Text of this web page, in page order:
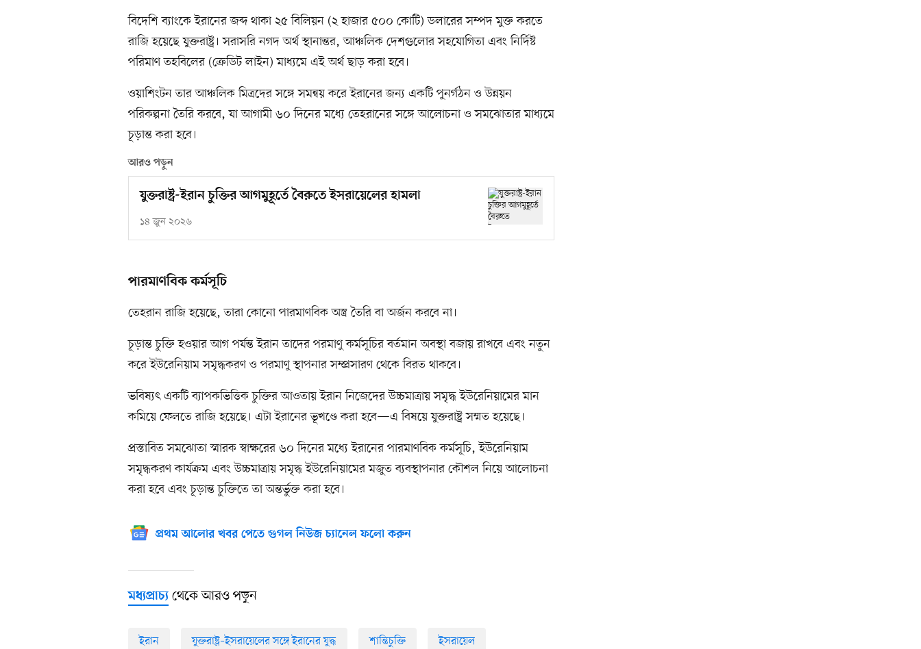
বিদেশি ব্যাংকে ইরানের জব্দ থাকা ২৫ বিলিয়ন (২ হাজার ৫০০ কোটি) ডলারের সম্পদ মুক্ত করতে
রাজি হয়েছে যুক্তরাষ্ট্র। সরাসরি নগদ অর্থ স্থানান্তর, আঞ্চলিক দেশগুলোর সহযোগিতা এবং নির্দিষ্ট
পরিমাণ তহবিলের (ক্রেডিট লাইন) মাধ্যমে এই অর্থ ছাড় করা হবে।
ওয়াশিংটন তার আঞ্চলিক মিত্রদের সঙ্গে সমন্বয় করে ইরানের জন্য একটি পুনর্গঠন ও উন্নয়ন
পরিকল্পনা তৈরি করবে, যা আগামী ৬০ দিনের মধ্যে তেহরানের সঙ্গে আলোচনা ও সমঝোতার মাধ্যমে
চূড়ান্ত করা হবে।
আরও পড়ুন
যুক্তরাষ্ট্র-ইরান চুক্তির আগমুহূর্তে বৈরুতে ইসরায়েলের হামলা
১৪ জুন ২০২৬
পারমাণবিক কর্মসূচি
তেহরান রাজি হয়েছে, তারা কোনো পারমাণবিক অস্ত্র তৈরি বা অর্জন করবে না।
চূড়ান্ত চুক্তি হওয়ার আগ পর্যন্ত ইরান তাদের পরমাণু কর্মসূচির বর্তমান অবস্থা বজায় রাখবে এবং নতুন
করে ইউরেনিয়াম সমৃদ্ধকরণ ও পরমাণু স্থাপনার সম্প্রসারণ থেকে বিরত থাকবে।
ভবিষ্যৎ একটি ব্যাপকভিত্তিক চুক্তির আওতায় ইরান নিজেদের উচ্চমাত্রায় সমৃদ্ধ ইউরেনিয়ামের মান
কমিয়ে ফেলতে রাজি হয়েছে। এটা ইরানের ভূখণ্ডে করা হবে—এ বিষয়ে যুক্তরাষ্ট্র সম্মত হয়েছে।
প্রস্তাবিত সমঝোতা স্মারক স্বাক্ষরের ৬০ দিনের মধ্যে ইরানের পারমাণবিক কর্মসূচি, ইউরেনিয়াম
সমৃদ্ধকরণ কার্যক্রম এবং উচ্চমাত্রায় সমৃদ্ধ ইউরেনিয়ামের মজুত ব্যবস্থাপনার কৌশল নিয়ে আলোচনা
করা হবে এবং চূড়ান্ত চুক্তিতে তা অন্তর্ভুক্ত করা হবে।
প্রথম আলোর খবর পেতে গুগল নিউজ চ্যানেল ফলো করুন
মধ্যপ্রাচ্য থেকে আরও পড়ুন
ইরান যুক্তরাষ্ট্র–ইসরায়েলের সঙ্গে ইরানের যুদ্ধ শান্তিচুক্তি ইসরায়েল